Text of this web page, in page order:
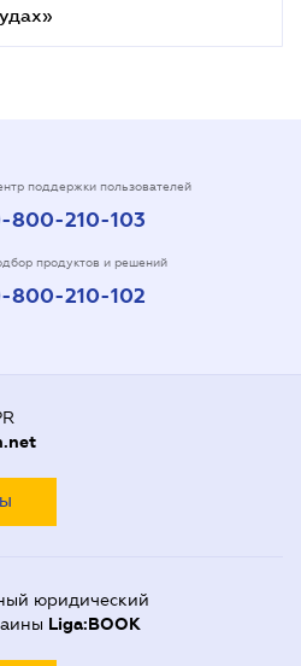
поддержки пользователей
800-210-103
продуктов и решений
800-210-102
юридический
Liga:BOOK